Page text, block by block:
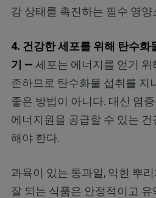
강 상태를 촉진하는 필수 영양
4. 건강한 세포를 위해 탄수화
기 — 세포는 에너지를 얻기 위
존하므로 탄수화물 섭취를 지
좋은 방법이 아니다. 대신 염
에너지원을 공급할 수 있는
해야 한다.
과육이 있는 통과일, 익힌 뿌
잘 되는 식품은 안정적이고